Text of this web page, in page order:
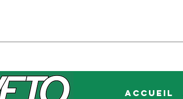
Accueil